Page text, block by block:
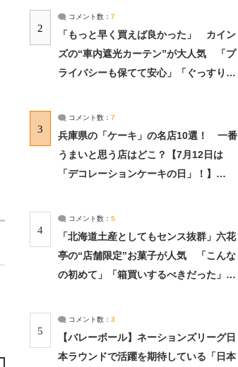
2
コメント数： 7
「もっと早く買えば良かった」 カイン
ズの“車内遮光カーテン”が大人気 「プ
ライバシーも保てて安心」「ぐっすり眠
3
コメント数： 7
兵庫県の「ケーキ」の名店10選！ 一番
うまいと思う店はどこ？【7月12日は
「デコレーションケーキの日」！】
4
コメント数： 5
「北海道土産としてもセンス抜群」六花
亭の“店舗限定”お菓子が人気 「こんな
の初めて」「箱買いするべきだった」
5
コメント数： 3
【バレーボール】ネーションズリーグ日
本ラウンドで活躍を期待している「日本